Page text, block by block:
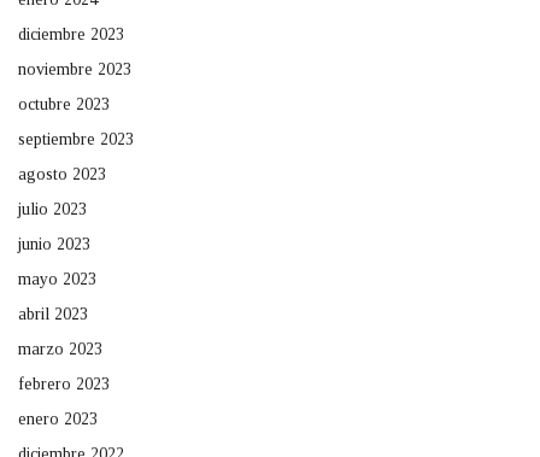
diciembre 2023
noviembre 2023
octubre 2023
septiembre 2023
agosto 2023
julio 2023
junio 2023
mayo 2023
abril 2023
marzo 2023
febrero 2023
enero 2023